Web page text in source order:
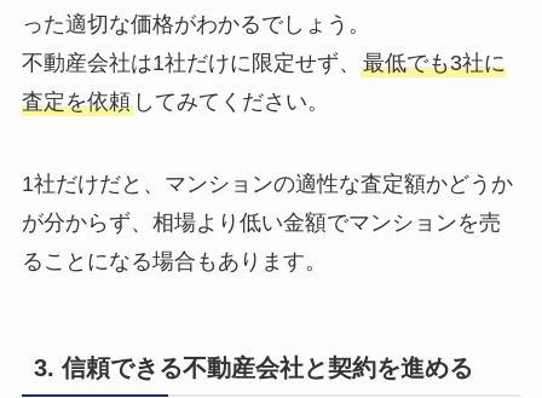
った適切な価格がわかるでしょう。
不動産会社は1社だけに限定せず、 最低でも3社に
査定を依頼してみてください。
1社だけだと、マンションの適性な査定額かどうか
が分からず、相場より低い金額でマンションを売
ることになる場合もあります。
3. 信頼できる不動産会社と契約を進める